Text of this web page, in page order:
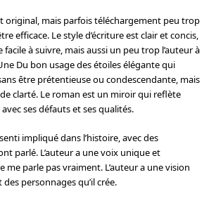
original, mais parfois téléchargement peu trop
efficace. Le style d’écriture est clair et concis,
à suivre, mais aussi un peu trop l’auteur à
Du bon usage des étoiles élégante qui
être prétentieuse ou condescendante, mais
clarté. Le roman est un miroir qui reflète
ses défauts et ses qualités.
impliqué dans l’histoire, avec des
parlé. L’auteur a une voix unique et
me parle pas vraiment. L’auteur a une vision
personnages qu’il crée.